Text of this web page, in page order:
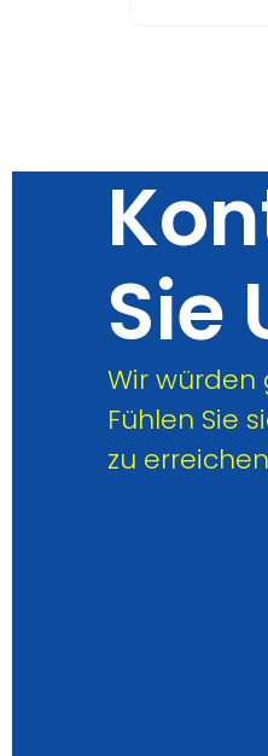
Sie
Wir
Fühlen Sie
zu